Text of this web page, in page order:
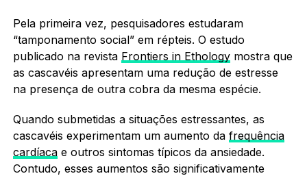
Pela primeira vez, pesquisadores estudaram
“tamponamento social” em répteis. O estudo
publicado na revista Frontiers in Ethologymostra que
as cascavéis apresentam uma redução de estresse
na presença de outra cobra da mesma espécie.
Quando submetidas a situações estressantes, as
cascavéis experimentam um aumento da frequência
cardíacae outros sintomas típicos da ansiedade.
Contudo, esses aumentos são significativamente